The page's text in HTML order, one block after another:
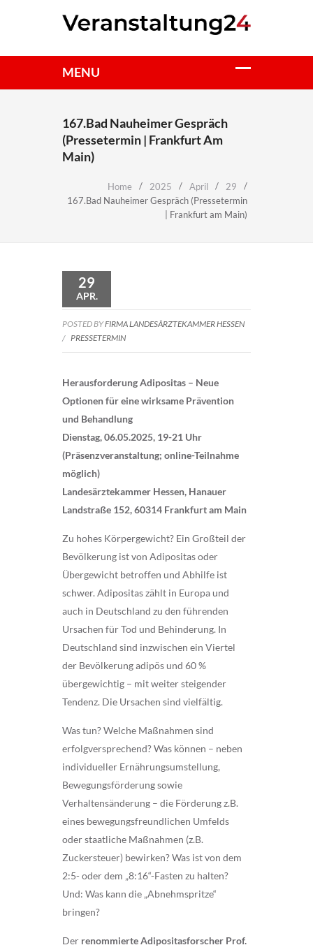
167.Bad Nauheimer Gespräch
(Pressetermin | Frankfurt Am
Main)
Home 2025 April
29
167.Bad Nauheimer Gespräch (Pressetermin
| Frankfurt am Main)
29
APR.
POSTED BYFIRMA LANDESÄRZTEKAMMER HESSEN
/ PRESSETERMIN
Herausforderung Adipositas – Neue
Optionen für eine wirksame Prävention
und Behandlung
Dienstag, 06.05.2025, 19-21 Uhr
(Präsenzveranstaltung; online-Teilnahme
möglich)
Landesärztekammer Hessen, Hanauer
Landstraße 152, 60314 Frankfurt am Main
Zu hohes Körpergewicht? Ein Großteil der
Bevölkerung ist von Adipositas oder
Übergewicht betroffen und Abhilfe ist
schwer. Adipositas zählt in Europa und
auch in Deutschland zu den führenden
Ursachen für Tod und Behinderung. In
Deutschland sind inzwischen ein Viertel
der Bevölkerung adipös und 60 %
übergewichtig – mit weiter steigender
Tendenz. Die Ursachen sind vielfältig.
Was tun? Welche Maßnahmen sind
erfolgversprechend? Was können – neben
individueller Ernährungsumstellung,
Bewegungsförderung sowie
Verhaltensänderung – die Förderung z.B.
eines bewegungsfreundlichen Umfelds
oder staatliche Maßnahmen (z.B.
Zuckersteuer) bewirken? Was ist von dem
2:5- oder dem „8:16“-Fasten zu halten?
Und: Was kann die „Abnehmspritze“
bringen?
Der renommierte Adipositasforscher Prof.